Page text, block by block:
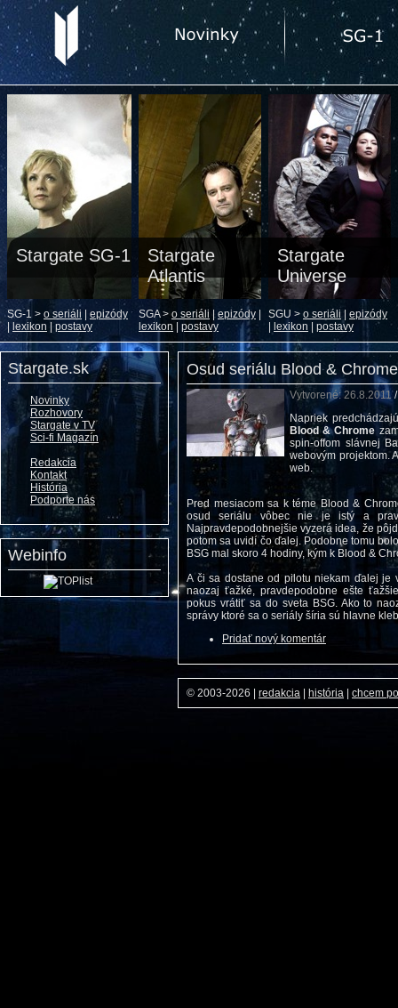
Stargate SG-1
SG-1 > o seriáli
epizódy
lexikon postavy
Stargate
Atlantis
SGA > o seriáli |epizódy
lexikon
postavy
Stargate
Universe
SGU > o seriáli
epizódy
lexikon postavy
Stargate.sk
Novinky
Rozhovory
Stargate v TV
Sci-fi Magazín
Redakcia
Kontakt
História
Podporte nás
Webinfo
Osud seriálu Blood &
Vytvorené: 26.8.2011/
Napriek
Blood & Chrome
spin-offom slávnej
webovým projektom.
web.
Pred mesiacom sa k téme Blood &
osud seriálu vôbec nie je istý a
Najpravdepodobnejšie vyzerá idea, že
potom sa uvidí čo ďalej. Podobne tomu
BSG mal skoro 4 hodiny, kým k Blood &
A či sa dostane od pilotu niekam ďalej je
naozaj ťažké, pravdepodobne ešte
pokus vrátiť sa do sveta BSG. Ako to
správy ktoré sa o seriály šíria sú hlavne
Pridať nový komentár
© 2003-2026 redakcia história chcem